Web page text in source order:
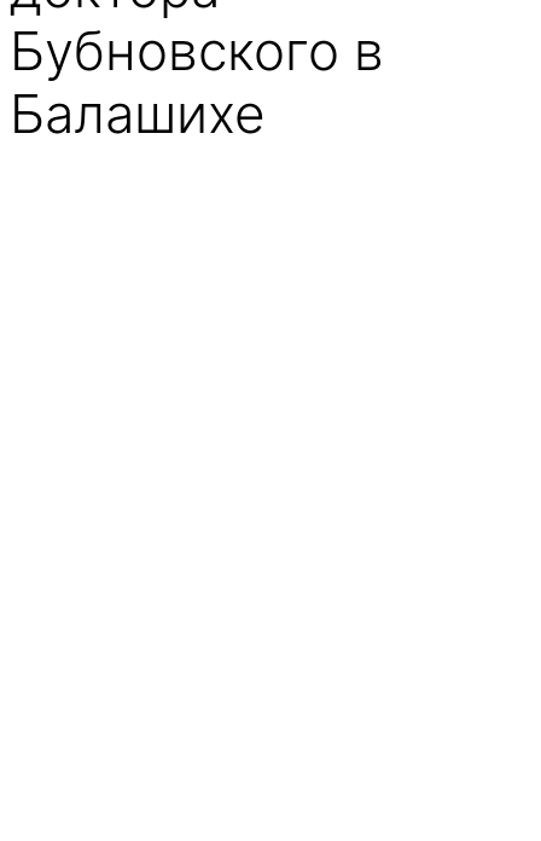
Бубновского в
Балашихе